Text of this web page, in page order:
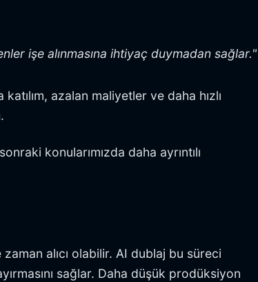
işe alınmasına ihtiyaç duymadan sağlar."
azalan maliyetler ve daha hızlı
konularımızda daha ayrıntılı
alıcı olabilir. AI dublaj bu süreci
sağlar. Daha düşük prodüksiyon